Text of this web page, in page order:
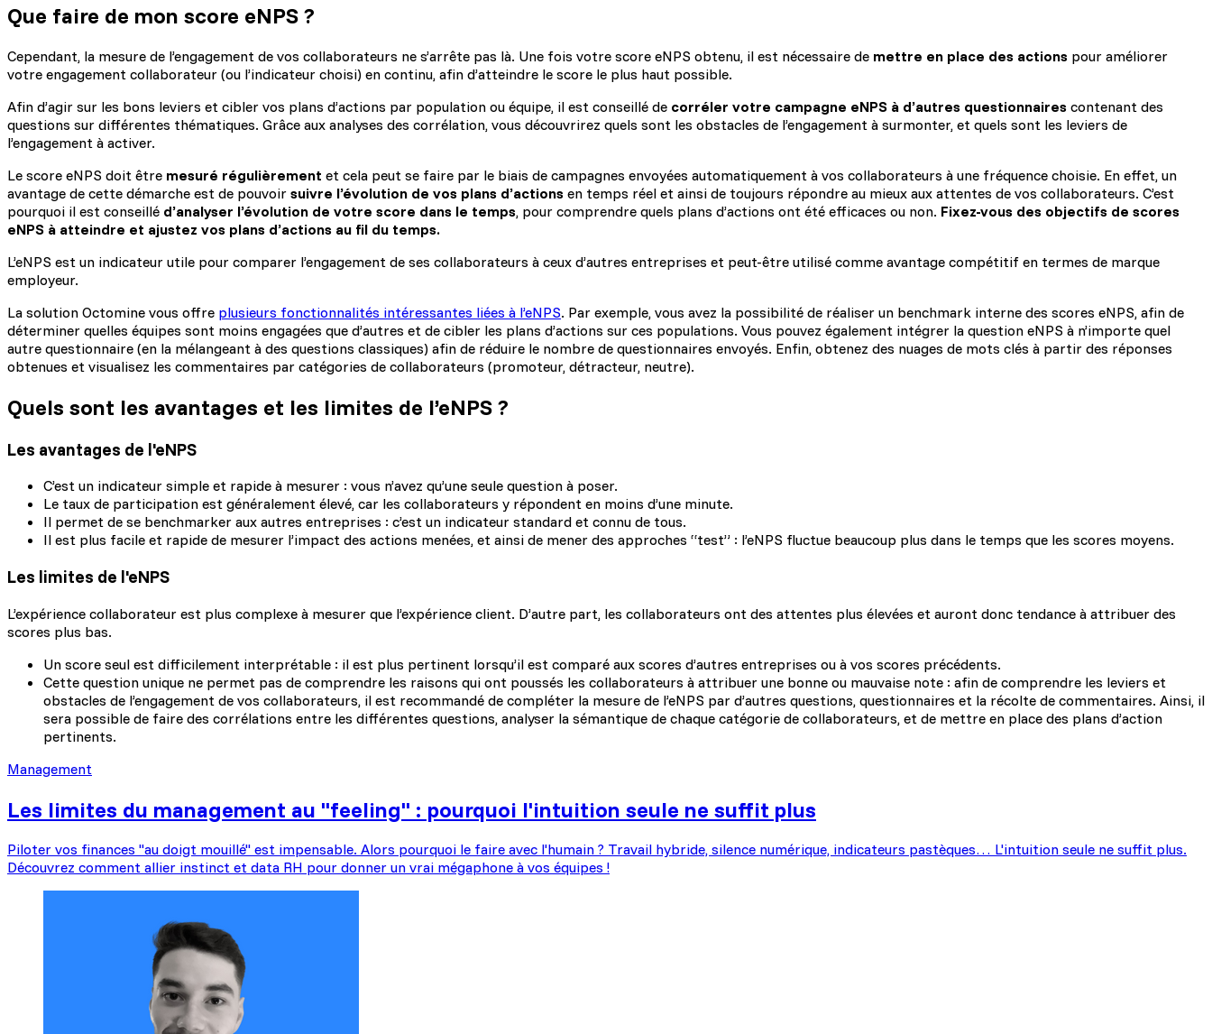
Que faire de mon score eNPS ?
Cependant, la mesure de l’engagement de vos collaborateurs ne s’arrête pas là. Une fois votre score eNPS obtenu, il est nécessaire de mettre en place des actions pour améliorer
votre engagement collaborateur (ou l’indicateur choisi) en continu, afin d’atteindre le score le plus haut possible.
Afin d’agir sur les bons leviers et cibler vos plans d’actions par population ou équipe, il est conseillé de corréler votre campagne eNPS à d’autres questionnaires contenant des
questions sur différentes thématiques. Grâce aux analyses des corrélation, vous découvrirez quels sont les obstacles de l’engagement à surmonter, et quels sont les leviers de
l’engagement à activer.
Le score eNPS doit être mesuré régulièrement et cela peut se faire par le biais de campagnes envoyées automatiquement à vos collaborateurs à une fréquence choisie. En effet, un
avantage de cette démarche est de pouvoir suivre l’évolution de vos plans d’actions en temps réel et ainsi de toujours répondre au mieux aux attentes de vos collaborateurs. C’est
pourquoi il est conseillé d’analyser l’évolution de votre score dans le temps, pour comprendre quels plans d’actions ont été efficaces ou non. Fixez-vous des objectifs de scores
eNPS à atteindre et ajustez vos plans d’actions au fil du temps.
L’eNPS est un indicateur utile pour comparer l’engagement de ses collaborateurs à ceux d’autres entreprises et peut-être utilisé comme avantage compétitif en termes de marque
employeur.
La solution Octomine vous offre plusieurs fonctionnalités intéressantes liées à l’eNPS. Par exemple, vous avez la possibilité de réaliser un benchmark interne des scores eNPS, afin de
déterminer quelles équipes sont moins engagées que d’autres et de cibler les plans d’actions sur ces populations. Vous pouvez également intégrer la question eNPS à n’importe quel
autre questionnaire (en la mélangeant à des questions classiques) afin de réduire le nombre de questionnaires envoyés. Enfin, obtenez des nuages de mots clés à partir des réponses
obtenues et visualisez les commentaires par catégories de collaborateurs (promoteur, détracteur, neutre).
Quels sont les avantages et les limites de l’eNPS ?
Les avantages de l'eNPS
C’est un indicateur simple et rapide à mesurer : vous n’avez qu’une seule question à poser.
Le taux de participation est généralement élevé, car les collaborateurs y répondent en moins d’une minute.
Il permet de se benchmarker aux autres entreprises : c’est un indicateur standard et connu de tous.
Il est plus facile et rapide de mesurer l’impact des actions menées, et ainsi de mener des approches “test” : l’eNPS fluctue beaucoup plus dans le temps que les scores moyens.
Les limites de l'eNPS
L’expérience collaborateur est plus complexe à mesurer que l’expérience client. D’autre part, les collaborateurs ont des attentes plus élevées et auront donc tendance à attribuer des
scores plus bas.
Un score seul est difficilement interprétable : il est plus pertinent lorsqu’il est comparé aux scores d’autres entreprises ou à vos scores précédents.
Cette question unique ne permet pas de comprendre les raisons qui ont poussés les collaborateurs à attribuer une bonne ou mauvaise note : afin de comprendre les leviers et
obstacles de l’engagement de vos collaborateurs, il est recommandé de compléter la mesure de l’eNPS par d’autres questions, questionnaires et la récolte de commentaires. Ainsi, il
sera possible de faire des corrélations entre les différentes questions, analyser la sémantique de chaque catégorie de collaborateurs, et de mettre en place des plans d’action
pertinents.
Management
Les limites du management au "feeling" : pourquoi l'intuition seule ne suffit plus
Piloter vos finances "au doigt mouillé" est impensable. Alors pourquoi le faire avec l'humain ? Travail hybride, silence numérique, indicateurs pastèques… L'intuition seule ne suffit plus.
Découvrez comment allier instinct et data RH pour donner un vrai mégaphone à vos équipes !